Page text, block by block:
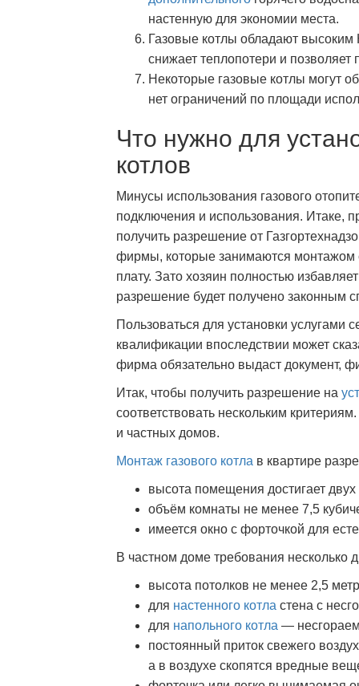
настенную для экономии места.
Газовые котлы обладают высоким
снижает теплопотери и позволяет
Некоторые газовые котлы могут
нет ограничений по площади
Что нужно для
котлов
Минусы использования газового
подключения и использования. Итаке,
получить разрешение от
фирмы, которые занимаются монтажом
плату. Зато хозяин полностью
разрешение будет получено законным
Пользоваться для установки услугами
квалификации впоследствии может
фирма обязательно выдаст документ,
Итак, чтобы получить разрешение на
соответствовать нескольким
и частных домов.
Монтаж газового котла в квартире
высота помещения достигает
объём комнаты не менее 7,5
имеется окно с форточкой для
В частном доме требования несколько
высота потолков не менее 2,5
для настенного котла стена с
для напольного котла —
постоянный приток свежего
а в воздухе скопятся вредные